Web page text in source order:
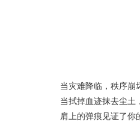
当灾难降临，秩序崩坏
当拭掉血迹抹去尘土，
肩上的弹痕见证了你的